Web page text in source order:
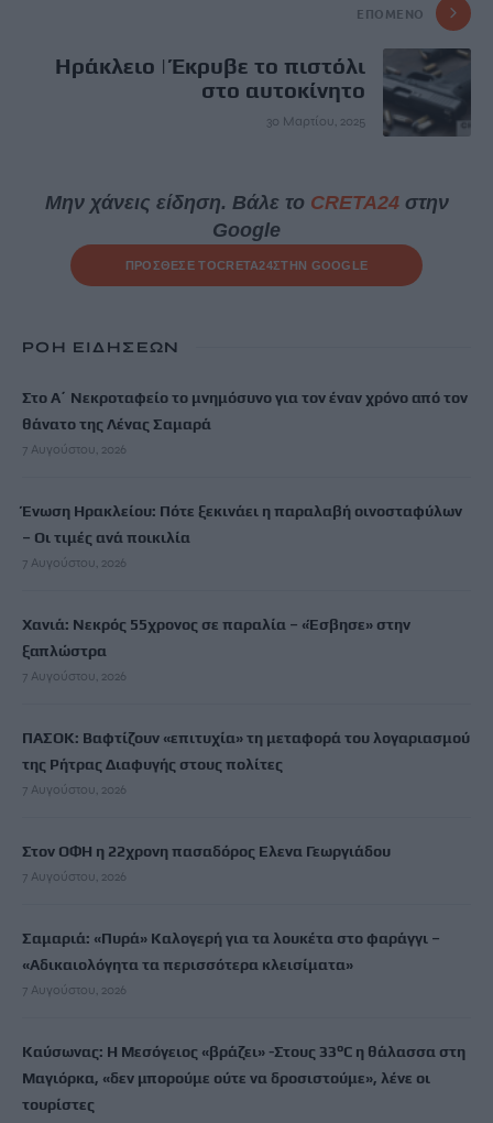
ΕΠΌΜΕΝΟ
Hράκλειο | Έκρυβε το πιστόλι
στο αυτοκίνητο
30 Μαρτίου, 2025
Μην χάνεις είδηση. Βάλε το CRETA24στην
Google
ΠΡΟΣΘΕΣΕ ΤΟCRETA24ΣΤΗΝ GOOGLE
ΡΟΗ ΕΙΔΗΣΕΩΝ
Στο Α΄ Νεκροταφείο το μνημόσυνο για τον έναν χρόνο από τον
θάνατο της Λένας Σαμαρά
7 Αυγούστου, 2026
Ένωση Ηρακλείου: Πότε ξεκινάει η παραλαβή οινοσταφύλων
– Οι τιμές ανά ποικιλία
7 Αυγούστου, 2026
Χανιά: Νεκρός 55χρονος σε παραλία – «Έσβησε» στην
ξαπλώστρα
7 Αυγούστου, 2026
ΠΑΣΟΚ: Βαφτίζουν «επιτυχία» τη μεταφορά του λογαριασμού
της Ρήτρας Διαφυγής στους πολίτες
7 Αυγούστου, 2026
Στον ΟΦΗ η 22χρονη πασαδόρος Ελενα Γεωργιάδου
7 Αυγούστου, 2026
Σαμαριά: «Πυρά» Καλογερή για τα λουκέτα στο φαράγγι –
«Αδικαιολόγητα τα περισσότερα κλεισίματα»
7 Αυγούστου, 2026
Καύσωνας: Η Μεσόγειος «βράζει» -Στους 33°C η θάλασσα στη
Μαγιόρκα, «δεν μπορούμε ούτε να δροσιστούμε», λένε οι
τουρίστες